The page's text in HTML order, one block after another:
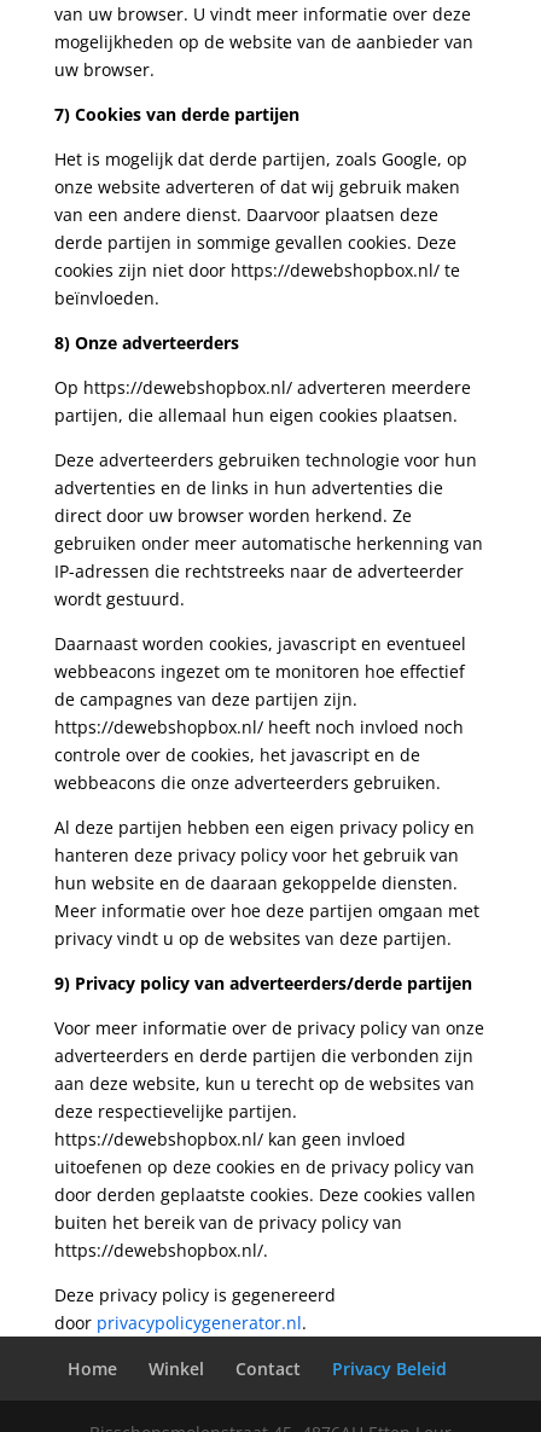
van uw browser. U vindt meer informatie over deze
mogelijkheden op de website van de aanbieder van
uw browser.
7) Cookies van derde partijen
Het is mogelijk dat derde partijen, zoals Google, op
onze website adverteren of dat wij gebruik maken
van een andere dienst. Daarvoor plaatsen deze
derde partijen in sommige gevallen cookies. Deze
cookies zijn niet door https://dewebshopbox.nl/ te
beïnvloeden.
8) Onze adverteerders
Op https://dewebshopbox.nl/ adverteren meerdere
partijen, die allemaal hun eigen cookies plaatsen.
Deze adverteerders gebruiken technologie voor hun
advertenties en de links in hun advertenties die
direct door uw browser worden herkend. Ze
gebruiken onder meer automatische herkenning van
IP-adressen die rechtstreeks naar de adverteerder
wordt gestuurd.
Daarnaast worden cookies, javascript en eventueel
webbeacons ingezet om te monitoren hoe effectief
de campagnes van deze partijen zijn.
https://dewebshopbox.nl/ heeft noch invloed noch
controle over de cookies, het javascript en de
webbeacons die onze adverteerders gebruiken.
Al deze partijen hebben een eigen privacy policy en
hanteren deze privacy policy voor het gebruik van
hun website en de daaraan gekoppelde diensten.
Meer informatie over hoe deze partijen omgaan met
privacy vindt u op de websites van deze partijen.
9) Privacy policy van adverteerders/derde partijen
Voor meer informatie over de privacy policy van onze
adverteerders en derde partijen die verbonden zijn
aan deze website, kun u terecht op de websites van
deze respectievelijke partijen.
https://dewebshopbox.nl/ kan geen invloed
uitoefenen op deze cookies en de privacy policy van
door derden geplaatste cookies. Deze cookies vallen
buiten het bereik van de privacy policy van
https://dewebshopbox.nl/.
Deze privacy policy is gegenereerd
door privacypolicygenerator.nl.
Home
Winkel Contact Privacy Beleid